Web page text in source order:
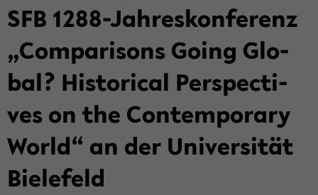
SFB 1288-​Jahreskonferenz
„Com­pa­ri­sons Going Glo­
bal? His­to­ri­cal Per­spec­ti­
ves on the Con­tem­pora­ry
World“ an der Uni­ver­si­tät
Bie­le­feld